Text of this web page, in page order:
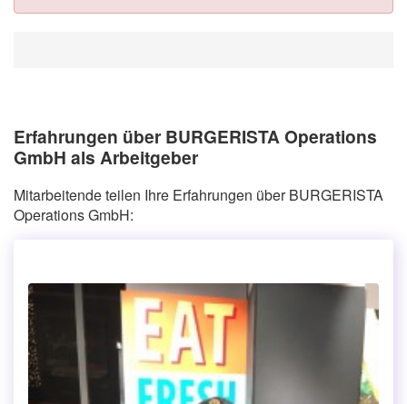
Erfahrungen über BURGERISTA Operations
GmbH als Arbeitgeber
Mitarbeitende teilen Ihre Erfahrungen über BURGERISTA
Operations GmbH: